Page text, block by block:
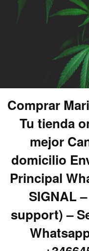
Comprar
Tu tienda
mejor
domicilio
Principal
SIGNAL
support) –